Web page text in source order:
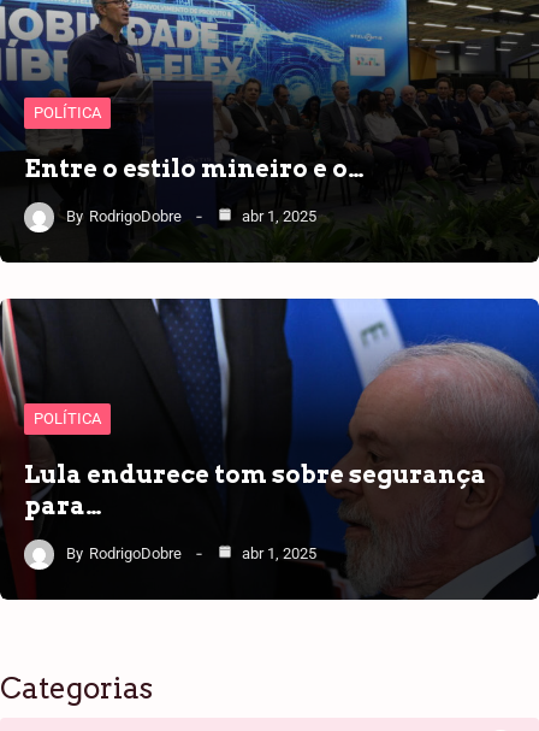
POLÍTICA
Entre o estilo mineiro e o…
By RodrigoDobre abr 1, 2025
POLÍTICA
Lula endurece tom sobre segurança
para…
By RodrigoDobre abr 1, 2025
Categorias